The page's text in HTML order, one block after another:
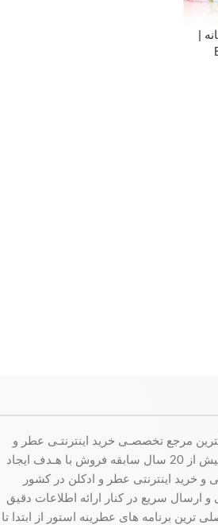
|
مرجع تخصصـی خرید اینترنتـی عطر و
ادکلن و آرایشی بهداشتی با بیش از 20 سال سابقه فروش با هـدف ایجاد
و خرید اینترنتی عطر و ادکلن در کشور
ارسال سریع در کنار ارائه اطلاعات دقیق
ترین برنامه های عطرینه استور از ابتدا تا